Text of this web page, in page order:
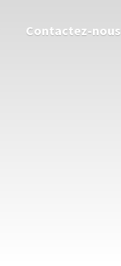
Contactez-nous